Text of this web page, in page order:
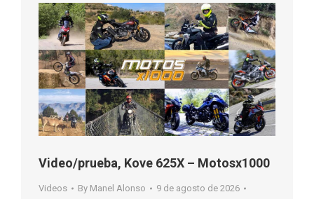
Video/prueba, Kove 625X – Motosx1000
Videos By Manel Alonso
9 de agosto de 2026